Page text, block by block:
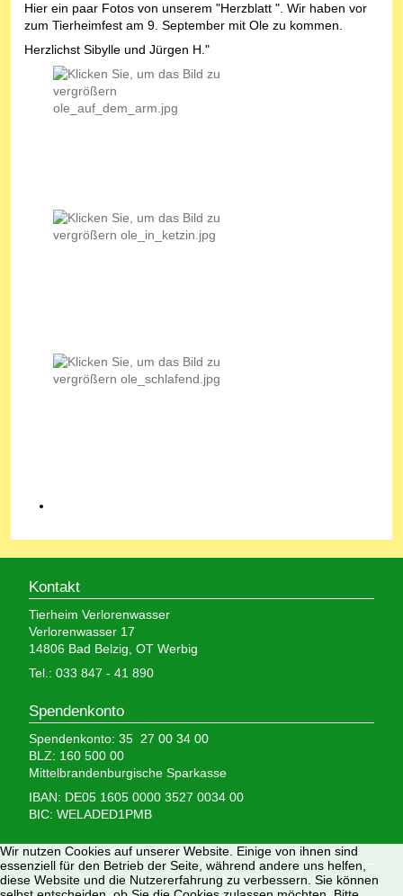
Hier ein paar Fotos von unserem "Herzblatt ". Wir haben vor
zum Tierheimfest am 9. September mit Ole zu kommen.
Herzlichst Sibylle und Jürgen H."
Kontakt
Tierheim Verlorenwasser
Verlorenwasser 17
14806 Bad Belzig, OT Werbig
Tel.: 033 847 - 41 890
Spendenkonto
Spendenkonto: 35 27 00 34 00
BLZ: 160 500 00
Mittelbrandenburgische Sparkasse
IBAN: DE05 1605 0000 3527 0034 00
BIC: WELADED1PMB
Wir brauchen Ihre Hilfe,
denn wir erhalten keinerlei staatliche Hilfe, sondern
Wir nutzen Cookies auf unserer Website. Einige von ihnen sind
essenziell für den Betrieb der Seite, während andere uns helfen,
diese Website und die Nutzererfahrung zu verbessern. Sie können